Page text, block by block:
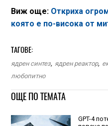
Виж още: Откриха
която е по-висока от
ТАГОВЕ:
ядрен синтез, ядрен реактор,
любопитно
ОЩЕ ПО ТЕМАТА
GPT-4